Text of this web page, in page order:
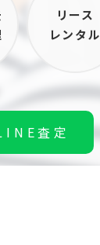
リース
レンタル
査定